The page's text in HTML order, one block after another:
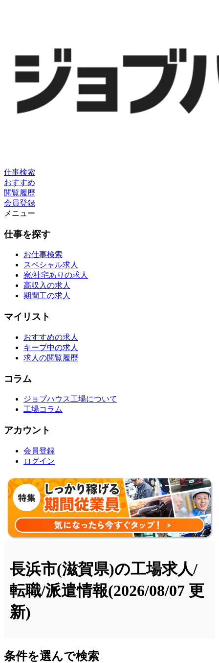
仕事検索
おすすめ
閲覧履歴
会員登録
メニュー
仕事を探す
お仕事検索
スペシャル求人
寮/社宅ありの求人
高収入の求人
期間工の求人
マイリスト
おすすめの求人
キープ中の求人
求人の閲覧履歴
コラム
ジョブハウス工場について
工場コラム
アカウント
会員登録
ログイン
長浜市(滋賀県)の工場求人/
転職/派遣情報(2026/08/07 更
新)
条件を選んで検索